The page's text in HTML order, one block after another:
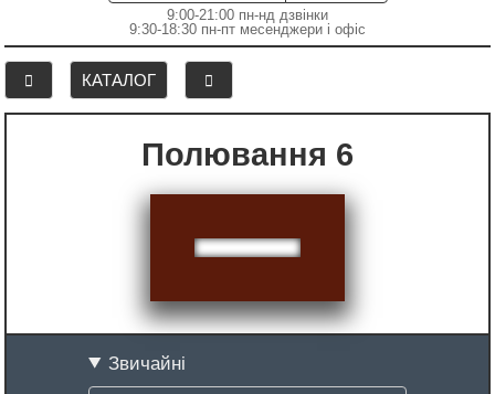
9:00-21:00 пн-нд дзвінки
9:30-18:30 пн-пт месенджери і офіс
КАТАЛОГ
Полювання 6
Звичайні